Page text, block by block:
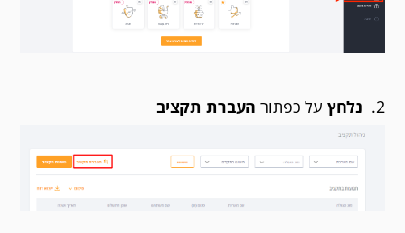
2. נלחץ על כפתור העברת תקציב